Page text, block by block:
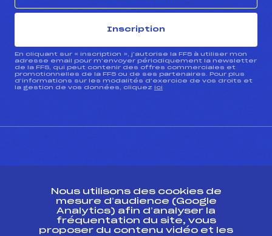
Inscription
En cliquant sur « inscription », j’autorise la FFS à utiliser mon
adresse email pour m’envoyer périodiquement la newsletter
de la FFS, qui peut contenir des offres commerciales et
promotionnelles de la FFS ou de ses partenaires. Pour plus
d’informations sur les modalités d’exercice de vos droits et
la gestion de vos données, cliquez ici
ESPACE PRESSE
Ressources
Nous utilisons des cookies de
mesure d’audience (Google
Analytics) afin d’analyser la
fréquentation du site, vous
proposer du contenu vidéo et les